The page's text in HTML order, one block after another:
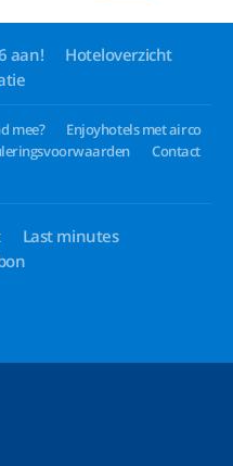
aan!
Hoteloverzicht
mee?
Enjoyhotels met airco
Contact
Last minutes